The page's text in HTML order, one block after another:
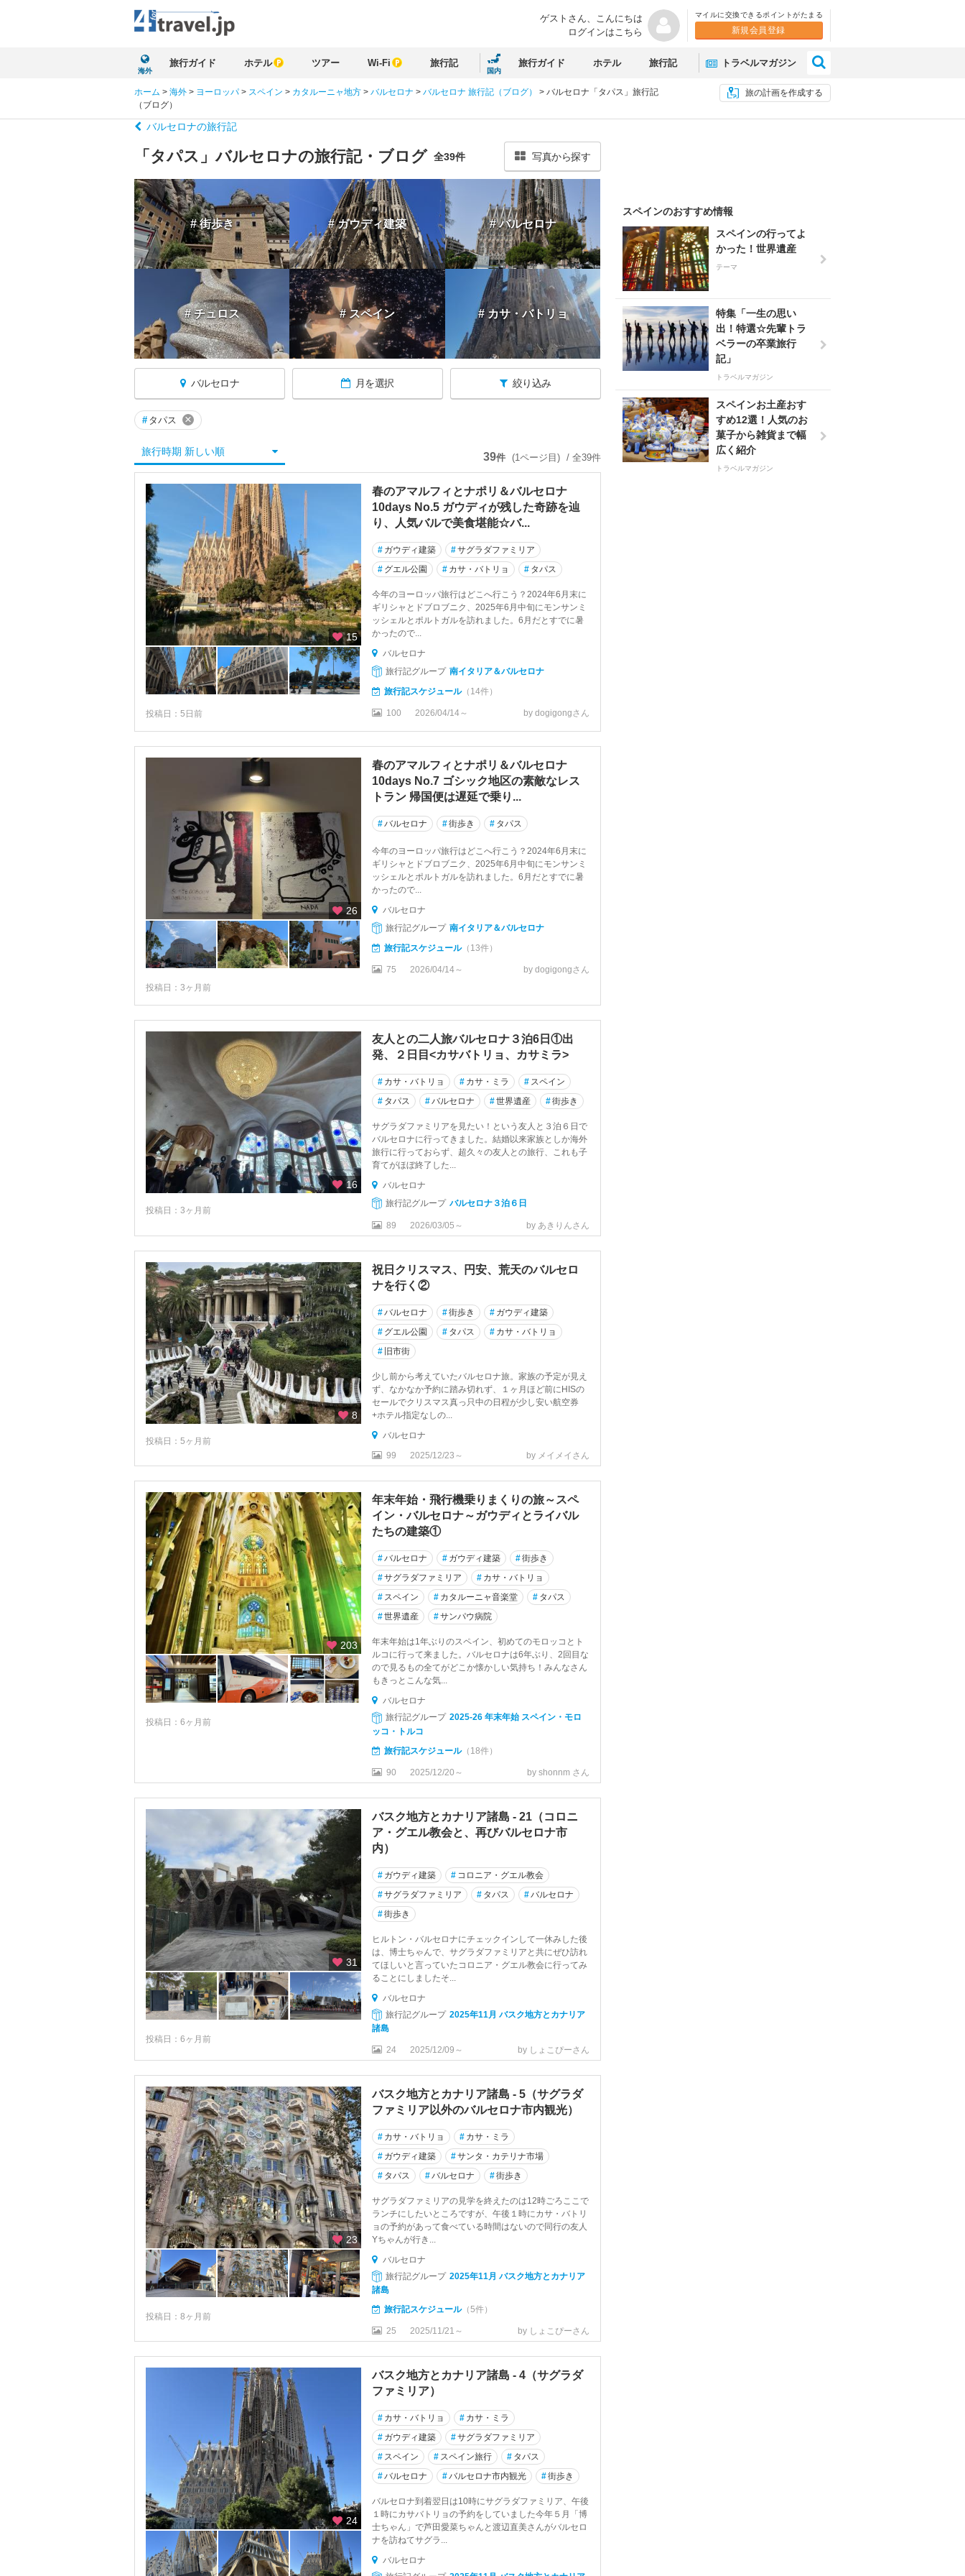
ゲストさん、 こんにちは
ログインはこちら
マイルに交換できるポイントがたまる
新規会員登録
海外
旅行ガイド ホテル ツアー Wi-Fi 旅行記
国内
旅行ガイド ホテル 旅行記 トラベルマガジン
旅の計画を作成する
ホーム > 海外 > ヨーロッパ > スペイン > カタルーニャ地方 > バルセロナ > バルセロナ 旅行記（ブログ） > バルセロナ「タパス」旅行記
（ブログ）
バルセロナの旅行記
「タパス」バルセロナの旅行記・ブログ 全39件 写真から探す
# 街歩き # ガウディ建築 # バルセロナ
# チュロス # スペイン # カサ・バトリョ
バルセロナ 月を選択 絞り込み
★コルドバ
★サラマンカ
★サンティアゴ・デ・コンポステーラ
★セビリア
★トレド
★バルセロナ
★マドリード
アストゥリアス地方
アビラ
アリカンテ
アルカラ・デ・エナーレス
アルコス・デ・ラ・フロンテーラ
アルプハラ
アルヘシラス
アルマグロ
アンダルシア地方
イビサ島
ウベダ
エステポナ
エストレマドゥーラ地方
エルチェ
エル・エスコリアル
カサレス
カスティーリャ・ラマンチャ地方
カスティーリャ・レオン地方
カセレス
カタルーニャ地方
カディス
カナリア諸島
カルモナ
カンタブリア地方
ガリーシア地方
クエンカ
グアダルーペ
グラサレマ
グラン・カナリア島
ゲルニカ
コスタ・デル・ソル周辺
コンスエグラ
サラゴサ
サンティリャーナ・デル・マル
サンルーカル・デ・バラメダ
シグエンサ
シッチェス
ジローナ
セゴビア
セテニル
タリファ
チンチョン
テネリフェ島
テルエル
トルヒーリョ
トレモリノス
ナバーラ地方
ネルハ
ハエン
バエサ
バスク地方
バダホス
バリャドリッド
バレンシアーナ地方
パルマ・デ・マヨルカ
パンプローナ
ヒホン
ビトリア
ビルバオ
# タパス ×
旅行時期 新しい順 39件 (1ページ目) / 全39件
15
投稿日：5日前
春のアマルフィとナポリ＆バルセロナ
10days No.5 ガウディが残した奇跡を辿
り、人気バルで美食堪能☆バ...
# ガウディ建築 #サグラダファミリア
# グエル公園 # カサ・バトリョ # タパス
今年のヨーロッパ旅行はどこへ行こう？2024年6月末に
ギリシャとドブロブニク、2025年6月中旬にモンサンミ
ッシェルとポルトガルを訪れました。6月だとすでに暑
かったので...
バルセロナ
旅行記グループ 南イタリア＆バルセロナ
旅行記スケジュール（14件）
100 2026/04/14～ by dogigongさん
26
投稿日：3ヶ月前
春のアマルフィとナポリ＆バルセロナ
10days No.7 ゴシック地区の素敵なレス
トラン 帰国便は遅延で乗り...
#バルセロナ #街歩き # タパス
今年のヨーロッパ旅行はどこへ行こう？2024年6月末に
ギリシャとドブロブニク、2025年6月中旬にモンサンミ
ッシェルとポルトガルを訪れました。6月だとすでに暑
かったので...
バルセロナ
旅行記グループ 南イタリア＆バルセロナ
旅行記スケジュール（13件）
75 2026/04/14～ by dogigongさん
16
投稿日：3ヶ月前
友人との二人旅バルセロナ３泊6日①出
発、２日目<カサバトリョ、カサミラ>
# カサ・バトリョ # カサ・ミラ # スペイン
# タパス #バルセロナ #世界遺産 #街歩き
サグラダファミリアを見たい！という友人と３泊６日で
バルセロナに行ってきました。結婚以来家族としか海外
旅行に行っておらず、超久々の友人との旅行、これも子
育てがほぼ終了した...
バルセロナ
旅行記グループ バルセロナ３泊６日
89 2026/03/05～ by あきりんさん
8
投稿日：5ヶ月前
祝日クリスマス、円安、荒天のバルセロ
ナを行く②
#バルセロナ #街歩き # ガウディ建築
# グエル公園 # タパス # カサ・バトリョ
# 旧市街
少し前から考えていたバルセロナ旅。家族の予定が見え
ず、なかなか予約に踏み切れず、１ヶ月ほど前にHISの
セールでクリスマス真っ只中の日程が少し安い航空券
+ホテル指定なしの...
バルセロナ
99
2025/12/23～ by メイメイさん
203
投稿日：6ヶ月前
年末年始・飛行機乗りまくりの旅～スペ
イン・バルセロナ～ガウディとライバル
たちの建築①
#バルセロナ # ガウディ建築 #街歩き
#サグラダファミリア # カサ・バトリョ
# スペイン # カタルーニャ音楽堂 # タパス
#世界遺産 #サンパウ病院
年末年始は1年ぶりのスペイン、初めてのモロッコとト
ルコに行って来ました。バルセロナは6年ぶり、2回目な
ので見るもの全てがどこか懐かしい気持ち！みんなさん
もきっとこんな気...
バルセロナ
旅行記グループ 2025-26 年末年始 スペイン・モロ
ッコ・トルコ
旅行記スケジュール（18件）
90 2025/12/20～ by shonnm さん
31
投稿日：6ヶ月前
バスク地方とカナリア諸島 - 21（コロニ
ア・グエル教会と、再びバルセロナ市
内）
# ガウディ建築 # コロニア・グエル教会
#サグラダファミリア # タパス #バルセロナ
#街歩き
ヒルトン・バルセロナにチェックインして一休みした後
は、博士ちゃんで、サグラダファミリアと共にぜひ訪れ
てほしいと言っていたコロニア・グエル教会に行ってみ
ることにしましたそ...
バルセロナ
旅行記グループ 2025年11月 バスク地方とカナリア
諸島
24 2025/12/09～ by しょこぴーさん
23
投稿日：8ヶ月前
バスク地方とカナリア諸島 - 5（サグラダ
ファミリア以外のバルセロナ市内観光）
# カサ・バトリョ # カサ・ミラ
# ガウディ建築 #サンタ・カテリナ市場
# タパス #バルセロナ #街歩き
サグラダファミリアの見学を終えたのは12時ごろここで
ランチにしたいところですが、午後１時にカサ・バトリ
ョの予約があって食べている時間はないので同行の友人
Yちゃんが行き...
バルセロナ
旅行記グループ 2025年11月 バスク地方とカナリア
諸島
旅行記スケジュール（5件）
25 2025/11/21～ by しょこぴーさん
24
バスク地方とカナリア諸島 - 4（サグラダ
ファミリア）
# カサ・バトリョ # カサ・ミラ
# ガウディ建築 #サグラダファミリア
# スペイン # スペイン旅行 # タパス
#バルセロナ #バルセロナ市内観光 #街歩き
バルセロナ到着翌日は10時にサグラダファミリア、午後
１時にカサバトリョの予約をしていました今年５月「博
士ちゃん」で芦田愛菜ちゃんと渡辺直美さんがバルセロ
ナを訪ねてサグラ...
バルセロナ
スペインのおすすめ情報
スペインの行ってよ
かった！世界遺産
テーマ
特集「一生の思い
出！特選☆先輩トラ
ベラーの卒業旅行
記」
トラベルマガジン
スペインお土産おす
すめ12選！人気のお
菓子から雑貨まで幅
広く紹介
トラベルマガジン